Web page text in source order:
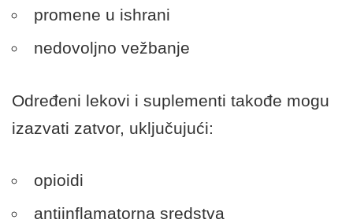
promene u ishrani
nedovoljno vežbanje
Određeni lekovi i suplementi takođe mogu
izazvati zatvor, uključujući:
opioidi
antiinflamatorna sredstva